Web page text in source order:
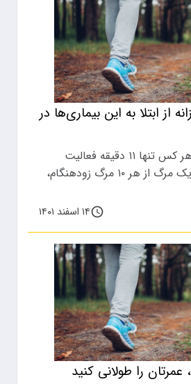
از ابتلا به این بیماری‌ها در
بنا بر مطالعات، اگر هر کس تنها ۱۱ دقیقه فعالیت
روزانه داشته باشد، یک مرگ از هر ۱۰ مرگ زودهنگام،
۱۴ اسفند ۱۴۰۱
عمرتان را طولانی کنید